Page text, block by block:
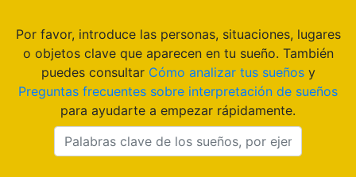
Por favor, introduce las personas, situaciones, lugares
o objetos clave que aparecen en tu sueño. También
puedes consultar Cómo analizar tus sueñosy
Preguntas frecuentes sobre interpretación de sueños
para ayudarte a empezar rápidamente.